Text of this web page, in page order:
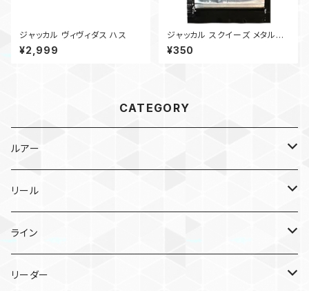
ジャッカル ヴィヴィダス ハス
¥2,999
ジャッカル スクイーズ メタルガ
ード
¥350
CATEGORY
ルアー
メタルジグ
TGトウキチロウ
TGライダー
タイラバ
TGビンビンスイッチ
ポッパー
リール
スピニングリール
ベイトリール
ライン
PEライン
リーダー